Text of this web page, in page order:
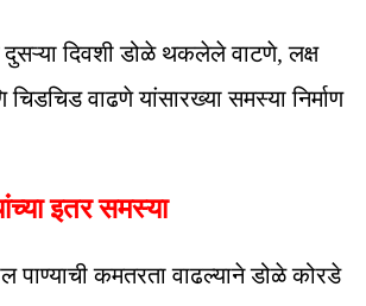
दुसऱ्या दिवशी डोळे थकलेले वाटणे, लक्ष
वाढणे यांसारख्या समस्या निर्माण
इतर समस्या
पाण्याची कमतरता वाढल्याने डोळे कोरडे